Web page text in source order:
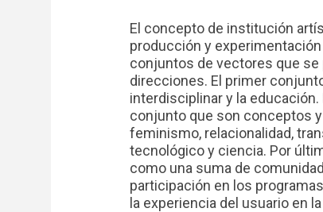
El concepto de institución
producción y
conjuntos de vectores que
direcciones. El primer
interdisciplinar y la
conjunto que son conceptos
feminismo, relacionalidad,
tecnológico y ciencia. Por
como una suma de
participación en los
la experiencia del usuario en